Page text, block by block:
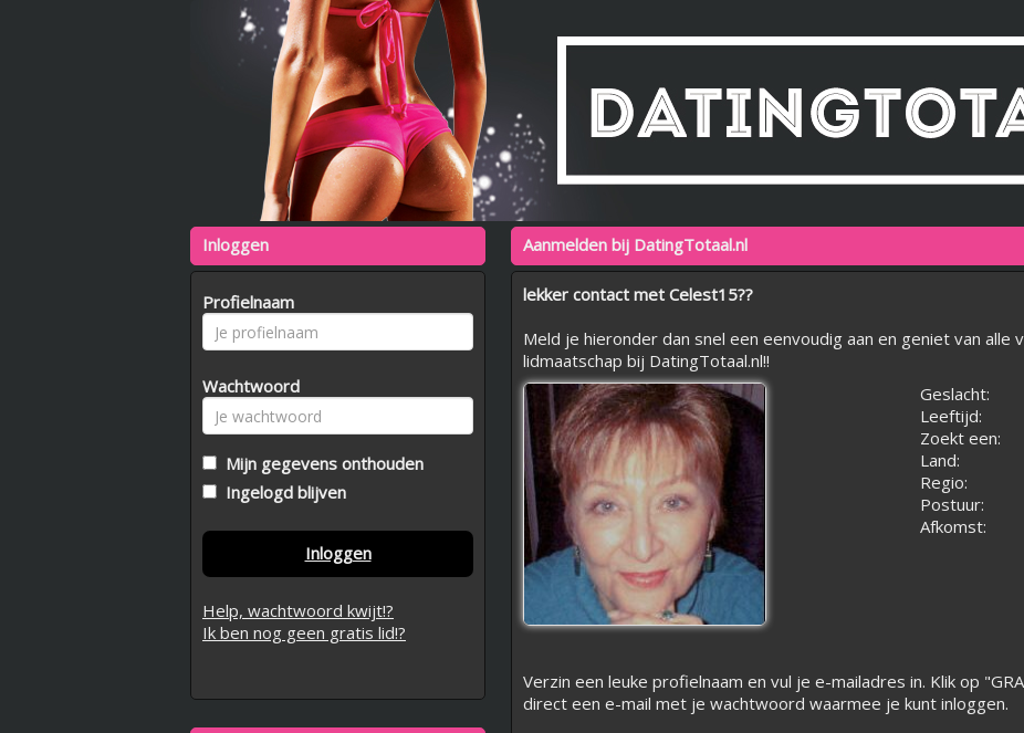
Aanmelden bij DatingTotaal.nl
lekker contact met Celest15??
Meld je hieronder dan snel een eenvoudig aan en geniet van alle
lidmaatschap bij DatingTotaal.nl!!
Geslacht:
Leeftijd:
Zoekt een:
Land:
Regio:
Postuur:
Afkomst:
Verzin een leuke profielnaam en vul je e-mailadres in. Klik op
direct een e-mail met je wachtwoord waarmee je kunt inloggen.
Inloggen
Profielnaam
Wachtwoord
Mijn gegevens onthouden
Ingelogd blijven
Inloggen
Help, wachtwoord kwijt!?
Ik ben nog geen gratis lid!?